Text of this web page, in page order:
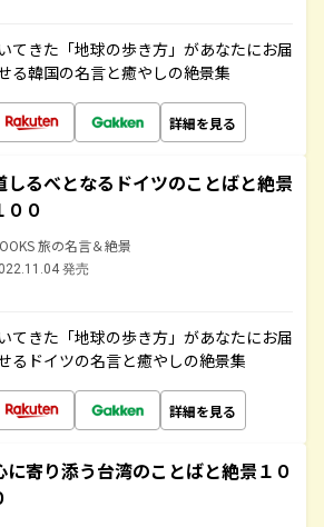
てきた「地球の歩き方」があなたにお届
る韓国の名言と癒やしの絶景集
詳細を見る
しるべとなるドイツのことばと絶景
００
旅の名言＆絶景
発売
てきた「地球の歩き方」があなたにお届
るドイツの名言と癒やしの絶景集
詳細を見る
に寄り添う台湾のことばと絶景１０